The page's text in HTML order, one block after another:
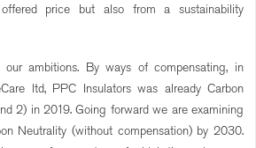
price but also from a sustainability
ambitions. By ways of compensating, in
ltd, PPC Insulators was already Carbon
2) in 2019. Going forward we are examining
Neutrality (without compensation) by 2030.